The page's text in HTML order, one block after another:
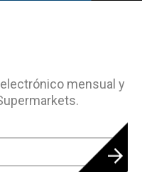
mensual y